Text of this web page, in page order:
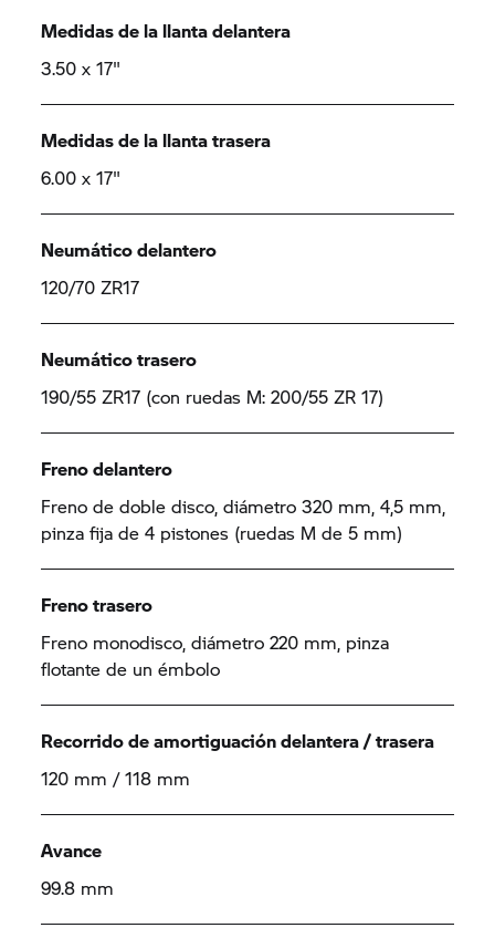
Medidas de la llanta delantera
3.50 x 17"
Medidas de la llanta trasera
6.00 x 17"
Neumático delantero
120/70 ZR17
Neumático trasero
190/55 ZR17 (con ruedas M: 200/55 ZR 17)
Freno delantero
Freno de doble disco, diámetro 320 mm, 4,5 mm,
pinza fija de 4 pistones (ruedas M de 5 mm)
Freno trasero
Freno monodisco, diámetro 220 mm, pinza
flotante de un émbolo
Recorrido de amortiguación delantera / trasera
120 mm / 118 mm
Avance
99.8 mm